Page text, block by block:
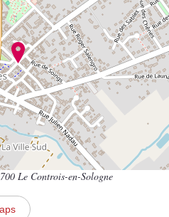
Le Controis-en-Sologne